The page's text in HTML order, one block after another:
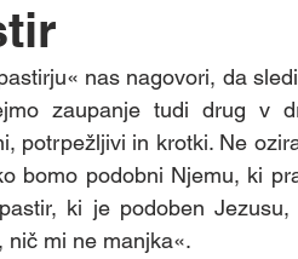
- Ključarji Sv. Martin
Ministranti Skupina -
nas nagovori, da
zaupanje tudi drug v
potrpežljivi in krotki. Ne
bomo podobni Njemu, ki
ki je podoben
nič mi ne manjka«.